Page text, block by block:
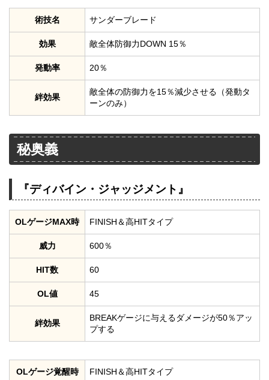
術技名 サンダーブレード
効果 敵全体防御力DOWN 15％
発動率 20％
絆効果
敵全体の防御力を15％減少させる（発動タ
ーンのみ）
秘奥義
『ディバイン・ジャッジメント』
OLゲージMAX時 FINISH＆高HITタイプ
威力 600％
HIT数 60
OL値 45
絆効果
BREAKゲージに与えるダメージが50％アッ
プする
OLゲージ覚醒時 FINISH＆高HITタイプ